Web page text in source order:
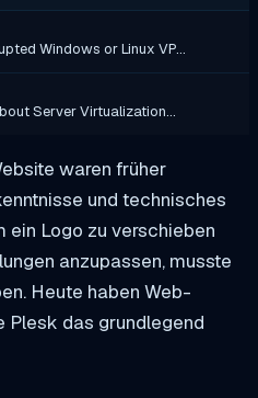
Windows or Linux VP…
Server Virtualization…
waren früher
und technisches
ein Logo zu verschieben
anzupassen, musste
Heute haben Web-
Plesk das grundlegend